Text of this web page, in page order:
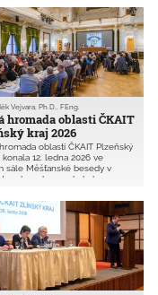
hromadu bylo pozváno všech
Zúčastnilo se jí 71
osob (4,6 % všech
hromada oblasti ČKAIT
kraj 2026
Vejvara, Ph.D., FEng.
oblasti ČKAIT Plzeňský
konala 12. ledna 2026 ve
sále Měšťanské besedy v
valnou hromadu bylo
autorizovaných osob (6,8 %
členů oblasti).